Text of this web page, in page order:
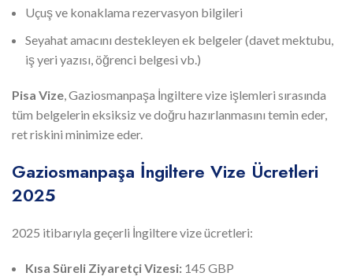
Uçuş ve konaklama rezervasyon bilgileri
Seyahat amacını destekleyen ek belgeler (davet mektubu,
iş yeri yazısı, öğrenci belgesi vb.)
Pisa Vize, Gaziosmanpaşa İngiltere vize işlemleri sırasında
tüm belgelerin eksiksiz ve doğru hazırlanmasını temin eder,
ret riskini minimize eder.
Gaziosmanpaşa İngiltere Vize Ücretleri
2025
2025 itibarıyla geçerli İngiltere vize ücretleri:
Kısa Süreli Ziyaretçi Vizesi: 145 GBP